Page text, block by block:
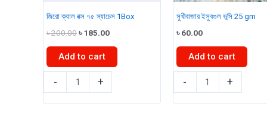
জিরো ক্যাল বক্স ৭৫ স্যাচেস 1Box
৳200.00Original
was:
৳ 200.00.
৳185.00Current
is:
৳ 185.00.
Add to cart
-
ক্যাল
বক্স
+
সুখীবাজার ইসুবগুল ভূসি 25 gm
৳60.00
Add to cart
-
ইসুবগুল
ভূসি
+